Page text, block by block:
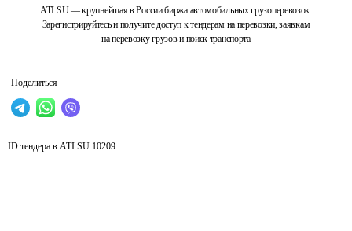
ATI.SU — крупнейшая в России биржа автомобильных грузоперевозок.
Зарегистрируйтесь и получите доступ к тендерам на перевозки, заявкам
на перевозку грузов и поиск транспорта
Поделиться
ID тендера в ATI.SU 10209